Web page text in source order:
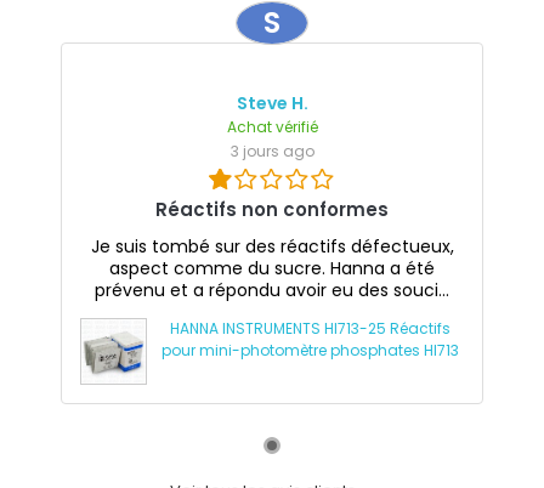
S
Steve H.
Achat vérifié
3 jours ago
Réactifs non conformes
Je suis tombé sur des réactifs défectueux,
aspect comme du sucre. Hanna a été
prévenu et a répondu avoir eu des souci...
HANNA INSTRUMENTS HI713-25 Réactifs
pour mini-photomètre phosphates HI713